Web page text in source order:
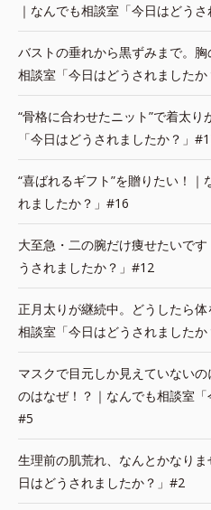
｜なんでも相談室「今日はどう
バストの垂れから黒ずみまで。
相談室「今日はどうされました
“骨格に合わせたニット”で着太
「今日はどうされましたか？」
“喜ばれるギフト”を贈りたい！
れましたか？」#16
大至急・二の腕だけ痩せたいで
うされましたか？」#12
正月太りが継続中。どうしたら
相談室「今日はどうされました
マスクで目元しか見えていない
のはなぜ！？｜なんでも相談室「
#5
生理前の肌荒れ、なんとかなり
日はどうされましたか？」#2